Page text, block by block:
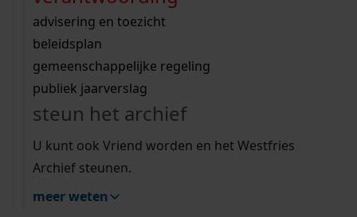
bouwvergunningen
omgevingsvergunningen
vergunningen
beeld en geluid
uitleg nodig?
Wij helpen u op weg met een aantal zoektips.
bekijk alle zoektips
Wij helpen u op weg met een aantal zoektips.
bekijk alle zoektips
bekijk ons geschiedenislokaal
advisering en toezicht
beleidsplan
gemeenschappelijke regeling
publiek jaarverslag
steun het archief
U kunt ook Vriend worden en het Westfries
Archief steunen.
meer weten
zoektips
Mijn Studiezaal (inloggen)
uw zoekopdracht te